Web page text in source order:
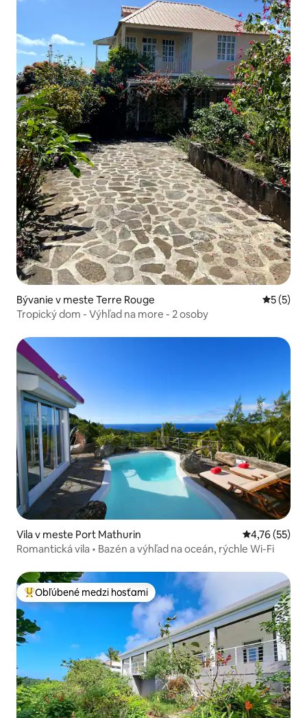
Bývanie v meste Terre Rouge
5 (5)
Tropický dom - Výhľad na more - 2 osoby
Vila v meste Port Mathurin Priemerné
4,76 (55)
Romantická vila • Bazén a výhľad na oceán, rýchle Wi-Fi
Najobľúbenejšie medzi hosťami
Obľúbené medzi hosťami